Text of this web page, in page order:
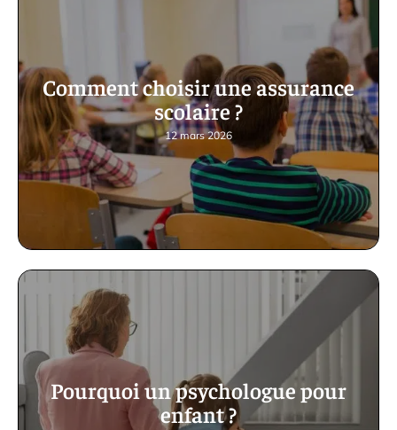
Comment choisir une assurance
scolaire ?
12 mars 2026
Pourquoi un psychologue pour
enfant ?